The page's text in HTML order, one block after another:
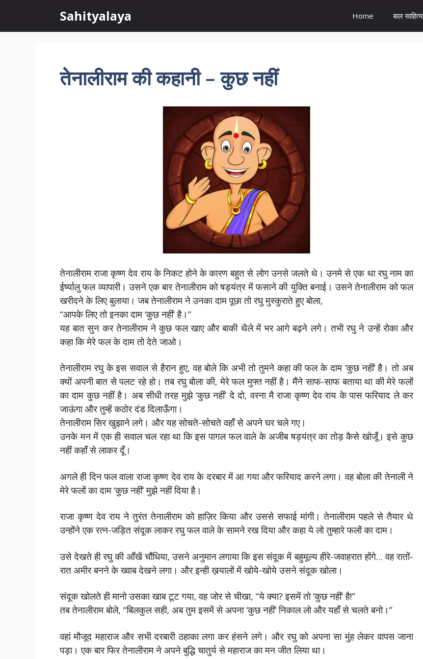
content
Sahityalaya Home बाल साहित्य
तेनालीराम की कहानी – कुछ नहीं
तेनालीराम राजा कृष्ण देव राय के निकट होने के कारण बहुत से लोग उनसे जलते थे। उनमे से एक था रघु नाम का
ईर्ष्यालु फल व्यापारी। उसने एक बार तेनालीराम को षड्यंत्र में फसाने की युक्ति बनाई। उसने तेनालीराम को फल
खरीदने के लिए बुलाया। जब तेनालीराम ने उनका दाम पूछा तो रघु मुस्कुराते हुए बोला,
“आपके लिए तो इनका दाम ‘कुछ नहीं’ है।”
यह बात सुन कर तेनालीराम ने कुछ फल खाए और बाकी थैले में भर आगे बढ़ने लगे। तभी रघु ने उन्हें रोका और
कहा कि मेरे फल के दाम तो देते जाओ।
तेनालीराम रघु के इस सवाल से हैरान हुए, वह बोले कि अभी तो तुमने कहा की फल के दाम ‘कुछ नहीं’ है। तो अब
क्यों अपनी बात से पलट रहे हो। तब रघु बोला की, मेरे फल मुफ्त नहीं है। मैंने साफ-साफ बताया था की मेरे फलों
का दाम कुछ नहीं है। अब सीधी तरह मुझे ‘कुछ नहीं’ दे दो, वरना मै राजा कृष्ण देव राय के पास फरियाद ले कर
जाऊंगा और तुम्हें कठोर दंड दिलाऊँगा।
तेनालीराम सिर खुझाने लगे। और यह सोचते-सोचते वहाँ से अपने घर चले गए।
उनके मन में एक ही सवाल चल रहा था कि इस पागल फल वाले के अजीब षड्यंत्र का तोड़ कैसे खोजूँ। इसे कुछ
नहीं कहाँ से लाकर दूँ।
अगले ही दिन फल वाला राजा कृष्ण देव राय के दरबार में आ गया और फरियाद करने लगा। वह बोला की तेनाली ने
मेरे फलों का दाम ‘कुछ नहीं’ मुझे नहीं दिया है।
राजा कृष्ण देव राय ने तुरंत तेनालीराम को हाज़िर किया और उससे सफाई मांगी। तेनालीराम पहले से तैयार थे
उन्होंने एक रत्न-जड़ित संदूक लाकर रघु फल वाले के सामने रख दिया और कहा ये लो तुम्हारे फलों का दाम।
उसे देखते ही रघु की आँखें चौंधिया, उसने अनुमान लगाया कि इस संदूक में बहुमूल्य हीरे-जवाहरात होंगे… वह रातों-
रात अमीर बनने के ख्वाब देखने लगा। और इन्ही ख़यालों में खोये-खोये उसने संदूक खोला।
संदूक खोलते ही मानो उसका खाब टूट गया, वह जोर से चीखा, “ये क्या? इसमें तो ‘कुछ नहीं’ है!”
तब तेनालीराम बोले, “बिलकुल सही, अब तुम इसमें से अपना ‘कुछ नहीं’ निकाल लो और यहाँ से चलते बनो।”
वहां मौजूद महाराज और सभी दरबारी ठहाका लगा कर हंसने लगे। और रघु को अपना सा मुंह लेकर वापस जाना
पड़ा। एक बार फिर तेनालीराम ने अपने बुद्धि चातुर्य से महाराज का मन जीत लिया था।